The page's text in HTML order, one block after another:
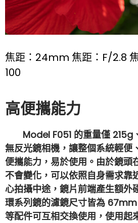
焦距：24mm 焦距：F/2.8
100
高便攜能力
Model F051 的重量僅 215g
無反光鏡相機，讓整個系統輕便
便攜能力，易於使用。由於鏡頭
不會變化，可以依照自身需求靠
心拍攝中途，鏡片前端產生額外
環系列鏡的濾鏡尺寸皆為
等配件可互相交換使用，使用起